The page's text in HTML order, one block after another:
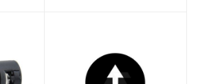
Количество в упаковке
Срок поставки под